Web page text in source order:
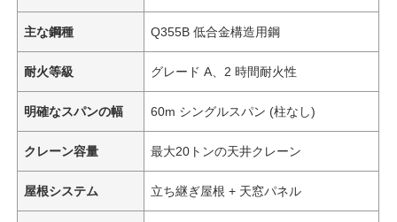
主な鋼種 Q355B 低合金構造用鋼
耐火等級 グレード A、2 時間耐火性
明確なスパンの幅 60m シングルスパン (柱なし)
クレーン容量 最大20トンの天井クレーン
屋根システム 立ち継ぎ屋根 + 天窓パネル